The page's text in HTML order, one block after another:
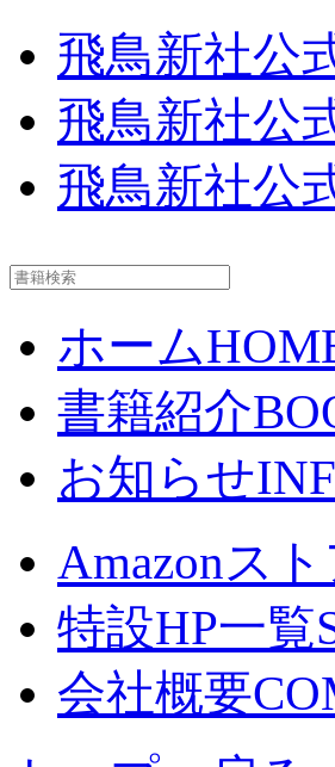
飛鳥新社公
飛鳥新社公
飛鳥新社公
ホーム
書籍紹介
お知らせ
Amazonスト
特設HP一覧
会社概要